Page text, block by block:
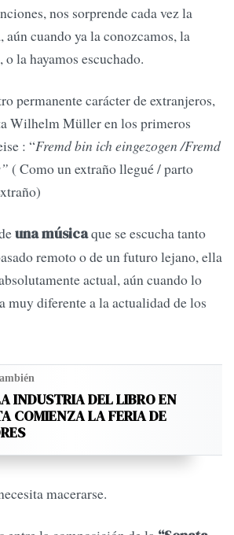
nos sorprende cada vez la
cuando ya la conozcamos, la
o la hayamos escuchado.
permanente carácter de extranjeros,
Wilhelm Müller en los primeros
: “Fremd bin ich eingezogen /Fremd
( Como un extraño llegué / parto
una músicaque se escucha tanto
remoto o de un futuro lejano, ella
actual, aún cuando lo
muy diferente a la actualidad de los
INDUSTRIA DEL LIBRO EN
COMIENZA LA FERIA DE
macerarse.